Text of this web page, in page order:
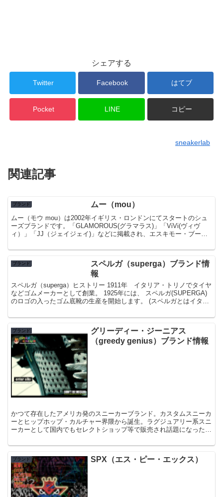
シェアする
Twitter Facebook はてブ
Pocket LINE コピー
sneakerlab
関連記事
ブランド ムー（mou）
ムー（モウ mou）は2002年イギリス・ロンドンにてスタートのシュ
ーズブランドです。「GLAMOROUS(グラマラス)」「ViVi(ヴィヴ
ィ）」「JJ（ジェイジェイ)」などに掲載され、エスキモー・ブーツ
ブランド
スペルガ（superga）ブランド情
報
スペルガ（superga）ヒストリー 1911年 イタリア・トリノでタイヤ
などゴムメーカーとして創業。 1925年には、 スペルガ(SUPERGA)
のロゴの入ったゴム底靴の生産を開始します。 (スペルガとはイタリ
ブランド
グリーディー・ジーニアス
（greedy genius）ブランド情報
かつて存在したアメリカ発のスニーカーブランド。カスタムスニーカ
ーとヒップホップ・カルチャー界隈から誕生。ラグジュアリー系スニ
ーカーとして国内でもセレクトショップ等で販売され話題になったブ
ブランド SPX（エス・ピー・エックス）